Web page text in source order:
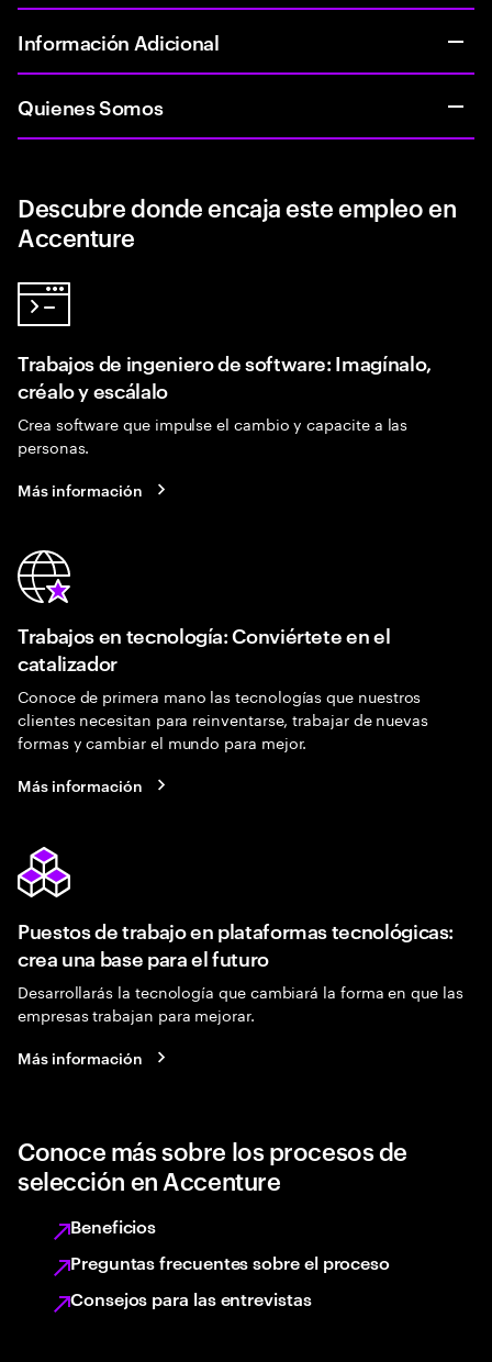
Información Adicional
Quienes Somos
Descubre donde encaja este empleo en
Accenture
Trabajos de ingeniero de software: Imagínalo,
créalo y escálalo
Crea software que impulse el cambio y capacite a las
personas.
Más información
Trabajos en tecnología: Conviértete en el
catalizador
Conoce de primera mano las tecnologías que nuestros
clientes necesitan para reinventarse, trabajar de nuevas
formas y cambiar el mundo para mejor.
Más información
Puestos de trabajo en plataformas tecnológicas:
crea una base para el futuro
Desarrollarás la tecnología que cambiará la forma en que las
empresas trabajan para mejorar.
Más información
Conoce más sobre los procesos de
selección en Accenture
Beneficios
Preguntas frecuentes sobre el proceso
Consejos para las entrevistas